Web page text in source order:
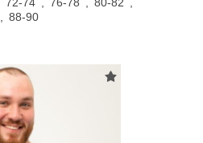
72-74 , 76-78 , 80-82 ,
, 88-90